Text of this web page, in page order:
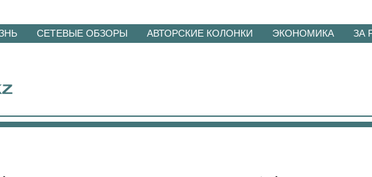
СЕТЕВЫЕ ОБЗОРЫ АВТОРСКИЕ КОЛОНКИ ЭКОНОМИКА ЗА